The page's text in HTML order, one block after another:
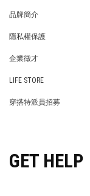
品牌簡介
隱私權保護
企業徵才
LIFE STORE
穿搭特派員招募
GET HELP